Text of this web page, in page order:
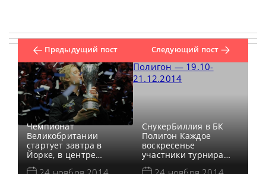
Предыдущий пост
Чемпионат
Великобритании
стартует завтра в
Йорке, в центре
Барбикан, и венцом
Следующий пост
СнукерБиллия в БК
Полигон Каждое
воскресенье
участники турнира
Polygon MSC могут